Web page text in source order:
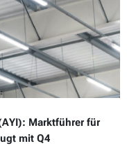
Marktführer für
mit Q4